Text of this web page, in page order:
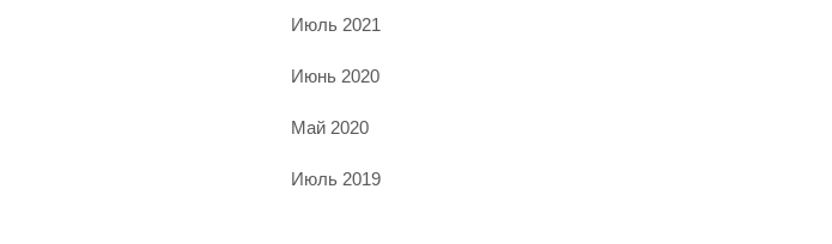
Июль 2021
Июнь 2020
Май 2020
Июль 2019